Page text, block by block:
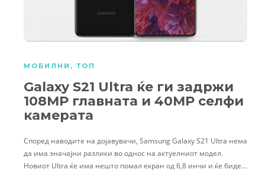
МОБИЛНИ , ТОП
Galaxy S21 Ultra ќе ги задржи
108MP главната и 40MP селфи
камерата
Според наводите на дојавувачи, Samsung Galaxy S21 Ultra нема
да има значајни разлики во однос на актуелниот модел.
Новиот Ultra ќе има нешто помал екран од 6,8 инчи и ќе биде…